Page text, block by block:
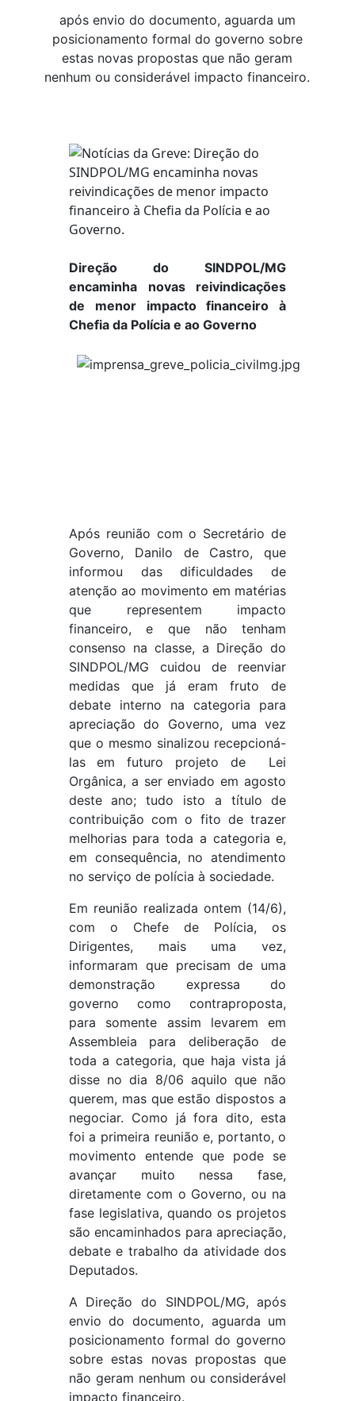
após envio do documento, aguarda um
posicionamento formal do governo sobre
estas novas propostas que não geram
nenhum ou considerável impacto financeiro.
Direção do SINDPOL/MG
encaminha novas reivindicações
de menor impacto financeiro à
Chefia da Polícia e ao Governo
Após reunião com o Secretário de
Governo, Danilo de Castro, que
informou das dificuldades de
atenção ao movimento em matérias
que representem impacto
financeiro, e que não tenham
consenso na classe, a Direção do
SINDPOL/MG cuidou de reenviar
medidas que já eram fruto de
debate interno na categoria para
apreciação do Governo, uma vez
que o mesmo sinalizou recepcioná-
las em futuro projeto de Lei
Orgânica, a ser enviado em agosto
deste ano; tudo isto a título de
contribuição com o fito de trazer
melhorias para toda a categoria e,
em consequência, no atendimento
no serviço de polícia à sociedade.
Em reunião realizada ontem (14/6),
com o Chefe de Polícia, os
Dirigentes, mais uma vez,
informaram que precisam de uma
demonstração expressa do
governo como contraproposta,
para somente assim levarem em
Assembleia para deliberação de
toda a categoria, que haja vista já
disse no dia 8/06 aquilo que não
querem, mas que estão dispostos a
negociar. Como já fora dito, esta
foi a primeira reunião e, portanto, o
movimento entende que pode se
avançar muito nessa fase,
diretamente com o Governo, ou na
fase legislativa, quando os projetos
são encaminhados para apreciação,
debate e trabalho da atividade dos
Deputados.
A Direção do SINDPOL/MG, após
envio do documento, aguarda um
posicionamento formal do governo
sobre estas novas propostas que
não geram nenhum ou considerável
impacto financeiro.